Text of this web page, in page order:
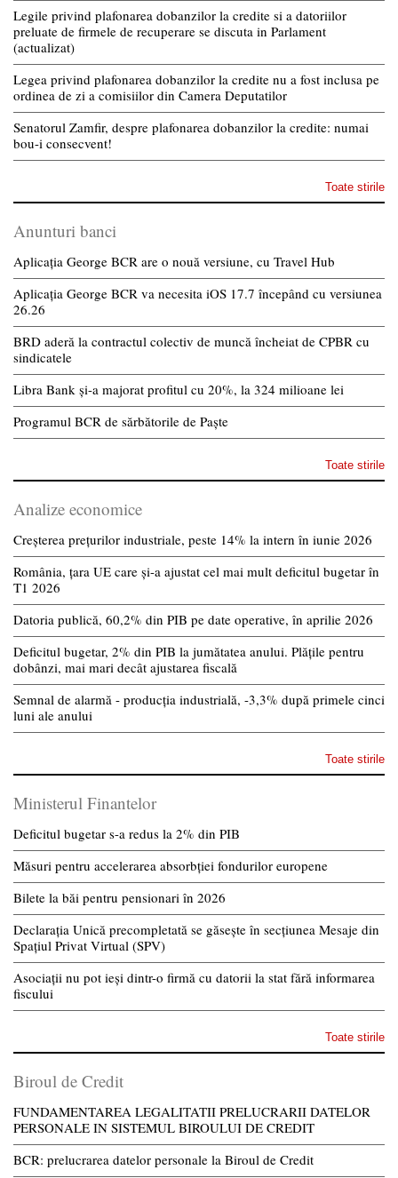
Legile privind plafonarea dobanzilor la credite si a datoriilor
preluate de firmele de recuperare se discuta in Parlament
(actualizat)
Legea privind plafonarea dobanzilor la credite nu a fost inclusa pe
ordinea de zi a comisiilor din Camera Deputatilor
Senatorul Zamfir, despre plafonarea dobanzilor la credite: numai
bou-i consecvent!
Toate stirile
Anunturi banci
Aplicația George BCR are o nouă versiune, cu Travel Hub
Aplicația George BCR va necesita iOS 17.7 începând cu versiunea
26.26
BRD aderă la contractul colectiv de muncă încheiat de CPBR cu
sindicatele
Libra Bank și-a majorat profitul cu 20%, la 324 milioane lei
Programul BCR de sărbătorile de Paște
Toate stirile
Analize economice
Creșterea prețurilor industriale, peste 14% la intern în iunie 2026
România, țara UE care și-a ajustat cel mai mult deficitul bugetar în
T1 2026
Datoria publică, 60,2% din PIB pe date operative, în aprilie 2026
Deficitul bugetar, 2% din PIB la jumătatea anului. Plățile pentru
dobânzi, mai mari decât ajustarea fiscală
Semnal de alarmă - producția industrială, -3,3% după primele cinci
luni ale anului
Toate stirile
Ministerul Finantelor
Deficitul bugetar s-a redus la 2% din PIB
Măsuri pentru accelerarea absorbției fondurilor europene
Bilete la băi pentru pensionari în 2026
Declarația Unică precompletată se găsește în secțiunea Mesaje din
Spațiul Privat Virtual (SPV)
Asociații nu pot ieși dintr-o firmă cu datorii la stat fără informarea
fiscului
Toate stirile
Biroul de Credit
FUNDAMENTAREA LEGALITATII PRELUCRARII DATELOR
PERSONALE IN SISTEMUL BIROULUI DE CREDIT
BCR: prelucrarea datelor personale la Biroul de Credit